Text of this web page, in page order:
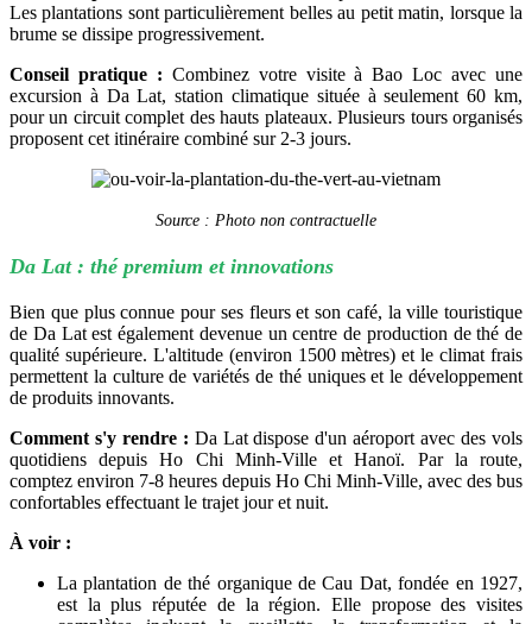
Les plantations sont particulièrement belles au petit matin, lorsque la
brume se dissipe progressivement.
Conseil pratique : Combinez votre visite à Bao Loc avec une
excursion à Da Lat, station climatique située à seulement 60 km,
pour un circuit complet des hauts plateaux. Plusieurs tours organisés
proposent cet itinéraire combiné sur 2-3 jours.
Source : Photo non contractuelle
Da Lat : thé premium et innovations
Bien que plus connue pour ses fleurs et son café, la ville touristique
de Da Lat est également devenue un centre de production de thé de
qualité supérieure. L'altitude (environ 1500 mètres) et le climat frais
permettent la culture de variétés de thé uniques et le développement
de produits innovants.
Comment s'y rendre : Da Lat dispose d'un aéroport avec des vols
quotidiens depuis Ho Chi Minh-Ville et Hanoï. Par la route,
comptez environ 7-8 heures depuis Ho Chi Minh-Ville, avec des bus
confortables effectuant le trajet jour et nuit.
À voir :
La plantation de thé organique de Cau Dat, fondée en 1927,
est la plus réputée de la région. Elle propose des visites